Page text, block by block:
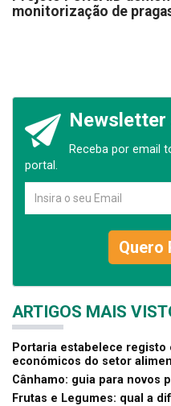
monitorização de
Newsletter
Receba por email
portal.
Quero
ARTIGOS MAIS
Portaria estabelece
económicos do setor
Cânhamo: guia para novos
Frutas e Legumes: qual a